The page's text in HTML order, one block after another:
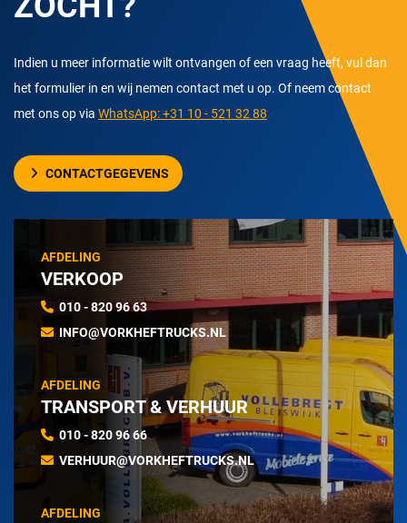
Indien u meer informatie wilt ontvangen of een vraag heeft, vul dan
het formulier in en wij nemen contact met u op. Of neem contact
met ons op via WhatsApp: +31 10 - 521 32 88
CONTACTGEGEVENS
AFDELING
VERKOOP
010 - 820 96 63
INFO@VORKHEFTRUCKS.NL
AFDELING
TRANSPORT & VERHUUR
010 - 820 96 66
VERHUUR@VORKHEFTRUCKS.NL
AFDELING